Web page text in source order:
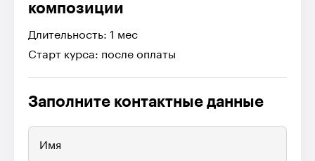
композиции
Длительность: 1 мес
Старт курса: после оплаты
Заполните контактные данные
Имя